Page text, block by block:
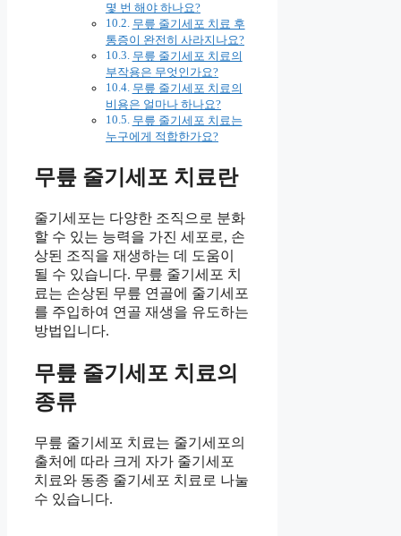
몇 번 해야 하나요?
무릎 줄기세포 치료 후
통증이 완전히 사라지나요?
무릎 줄기세포 치료의
부작용은 무엇인가요?
무릎 줄기세포 치료의
비용은 얼마나 하나요?
무릎 줄기세포 치료는
누구에게 적합한가요?
무릎 줄기세포 치료란
줄기세포는 다양한 조직으로 분화
할 수 있는 능력을 가진 세포로, 손
상된 조직을 재생하는 데 도움이
될 수 있습니다. 무릎 줄기세포 치
료는 손상된 무릎 연골에 줄기세포
를 주입하여 연골 재생을 유도하는
방법입니다.
무릎 줄기세포 치료의
종류
무릎 줄기세포 치료는 줄기세포의
출처에 따라 크게 자가 줄기세포
치료와 동종 줄기세포 치료로 나눌
수 있습니다.